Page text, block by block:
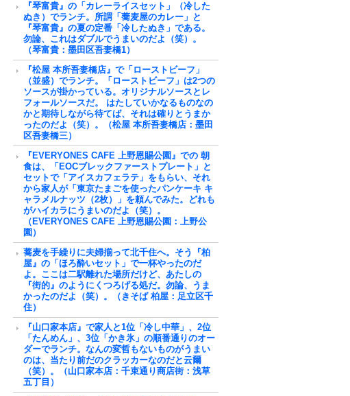
『琴富貴』の「カレーライスセット」（冷した
ぬき）でランチ。所謂「蕎麦屋のカレー」と
『琴富貴』の夏の定番「冷したぬき」である。
勿論、これはダブルでうまいのだよ（笑）。
（琴富貴：墨田区吾妻橋1）
『松屋 本所吾妻橋店』で「ローストビーフ」
（並盛）でランチ。「ローストビーフ」は2つの
ソースが掛かっている。オリジナルソースとレ
フォールソースだ。 はたしていかなるものなの
かと期待しながら待てば、それは確りとうまか
ったのだよ（笑）。（松屋 本所吾妻橋店：墨田
区吾妻橋三）
『EVERYONES CAFE 上野恩賜公園』での 朝
食は、「EOCブレックファーストプレート」と
セットで「アイスカフェラテ」をもらい、それ
から家人が「東京たまごを使ったパンケーキ キ
ャラメルナッツ（2枚）」を頼んでみた。どれも
がハイカラにうまいのだよ（笑）。
（EVERYONES CAFE 上野恩賜公園：上野公
園）
蕎麦を手繰りに夫婦揃って北千住へ。そう『柏
屋』の「ほろ酔いセット」で一杯やったのだ
よ。ここは二駅離れた場所だけど、あたしの
『街的』のようにくつろげる処だ。勿論、うま
かったのだよ（笑）。（きそば 柏屋：足立区千
住）
『山口家本店』で家人と1位「冷し中華」、2位
「たんめん」、3位「かき氷」の順番通りのオー
ダーでランチ。なんの変哲もないものがうまい
のは、当たり前だのクラッカーなのだと云爾
（笑）。（山口家本店：千束通り商店街：浅草
五丁目）